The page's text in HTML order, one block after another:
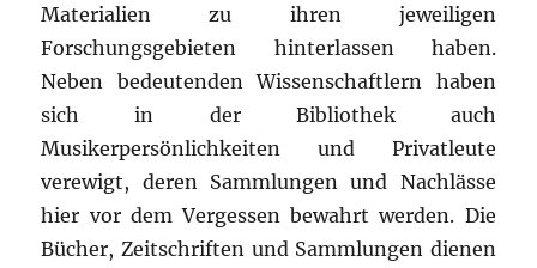
Materialien zu ihren jeweiligen
Forschungsgebieten hinterlassen haben.
Neben bedeutenden Wissenschaftlern haben
sich in der Bibliothek auch
Musikerpersönlichkeiten und Privatleute
verewigt, deren Sammlungen und Nachlässe
hier vor dem Vergessen bewahrt werden. Die
Bücher, Zeitschriften und Sammlungen dienen